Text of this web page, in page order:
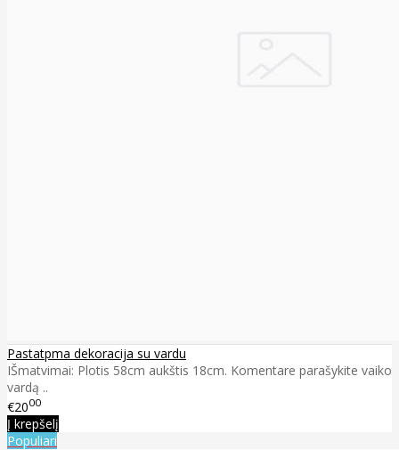
Pastatpma dekoracija su vardu
IŠmatvimai: Plotis 58cm aukštis 18cm. Komentare parašykite vaiko
vardą ..
€2000
Į krepšelį
Populiari